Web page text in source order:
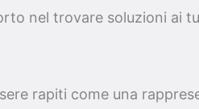
nel trovare soluzioni ai
rapiti come una